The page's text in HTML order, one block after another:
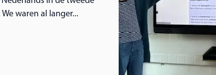
waren al langer...